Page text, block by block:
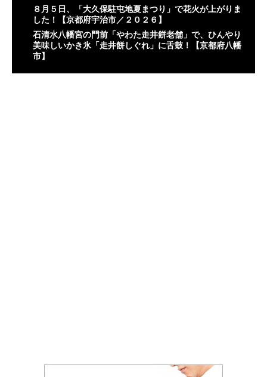
８月５日、「大久保駐屯地夏まつり」で花火が上がりま
した！【京都府宇治市／２０２６】
石清水八幡宮の門前「やわた走井餅老舗」で、ひんやり
美味しいかき氷「走井餅しぐれ」に舌鼓！【京都府八幡
市】